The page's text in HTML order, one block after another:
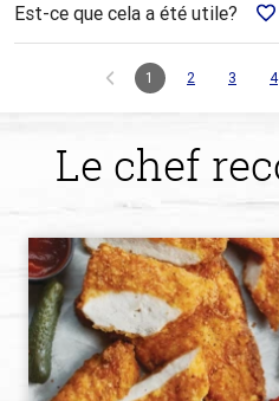
Est-ce que cela a été utile?
1 2 3 4
Le chef